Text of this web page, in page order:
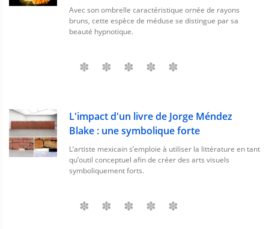
Avec son ombrelle caractéristique ornée de rayons
bruns, cette espèce de méduse se distingue par sa
beauté hypnotique.
L'impact d'un livre de Jorge Méndez
Blake : une symbolique forte
L’artiste mexicain s’emploie à utiliser la littérature en tant
qu’outil conceptuel afin de créer des arts visuels
symboliquement forts.